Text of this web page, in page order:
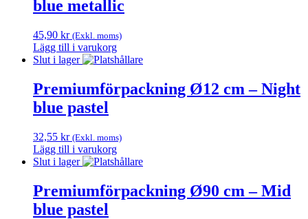
blue metallic
45,90 kr (Exkl. moms)
Lägg till i varukorg
Slut i lager
Premiumförpackning Ø12 cm – Night
blue pastel
32,55 kr (Exkl. moms)
Lägg till i varukorg
Slut i lager
Premiumförpackning Ø90 cm – Mid
blue pastel